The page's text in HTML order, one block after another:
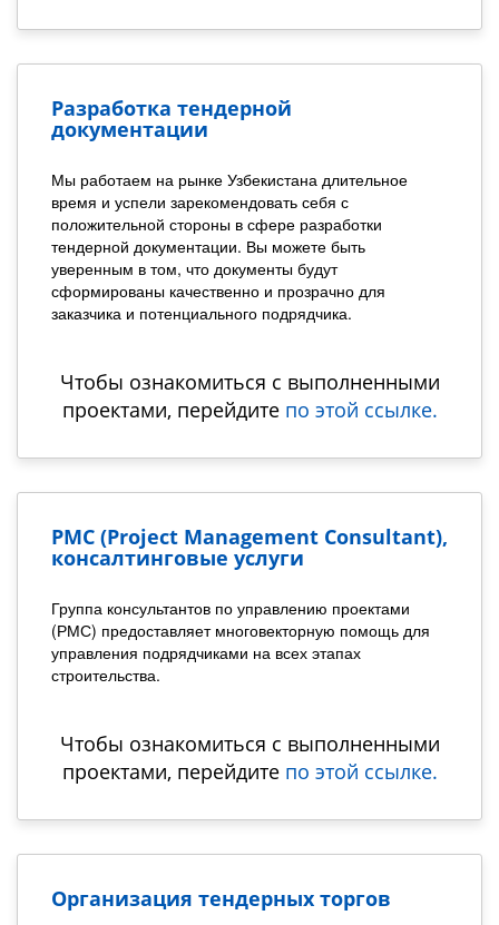
Разработка тендерной
документации
Мы работаем на рынке Узбекистана длительное
время и успели зарекомендовать себя с
положительной стороны в сфере разработки
тендерной документации. Вы можете быть
уверенным в том, что документы будут
сформированы качественно и прозрачно для
заказчика и потенциального подрядчика.
Чтобы ознакомиться с выполненными
проектами, перейдите по этой ссылке.
PMC (Project Management Consultant),
консалтинговые услуги
Группа консультантов по управлению проектами
(РМС) предоставляет многовекторную помощь для
управления подрядчиками на всех этапах
строительства.
Чтобы ознакомиться с выполненными
проектами, перейдите по этой ссылке.
Организация тендерных торгов